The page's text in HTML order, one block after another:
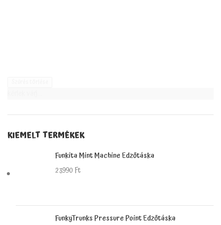
KIEMELT TERMÉKEK
Funkita Mint Machine Edzőtáska
23990 Ft
FunkyTrunks Pressure Point Edzőtáska